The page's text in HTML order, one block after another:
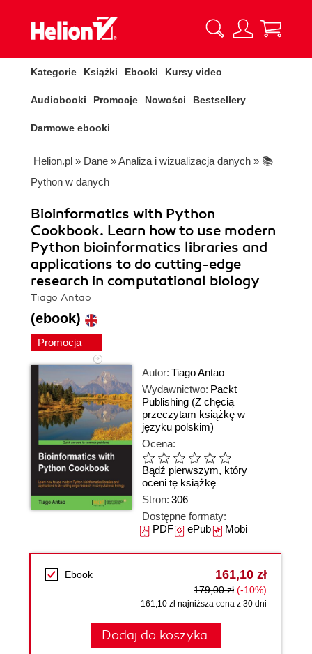
Kategorie Książki Ebooki Kursy video
Audiobooki Promocje Nowości Bestsellery
Darmowe ebooki
Helion.pl » Dane »Analiza i wizualizacja danych » 📚
Python w danych
Bioinformatics with Python
Cookbook. Learn how to use modern
Python bioinformatics libraries and
applications to do cutting-edge
research in computational biology
Tiago Antao
(ebook)
Promocja
Autor: Tiago Antao
Wydawnictwo: Packt
Publishing (Z chęcią
przeczytam książkę w
języku polskim)
Ocena:
Bądź pierwszym, który
oceni tę książkę
Stron: 306
Dostępne formaty:
PDFePubMobi
Ebook 161,10 zł
179,00 zł (-10%)
161,10 zł najniższa cena z 30 dni
Dodaj do koszyka